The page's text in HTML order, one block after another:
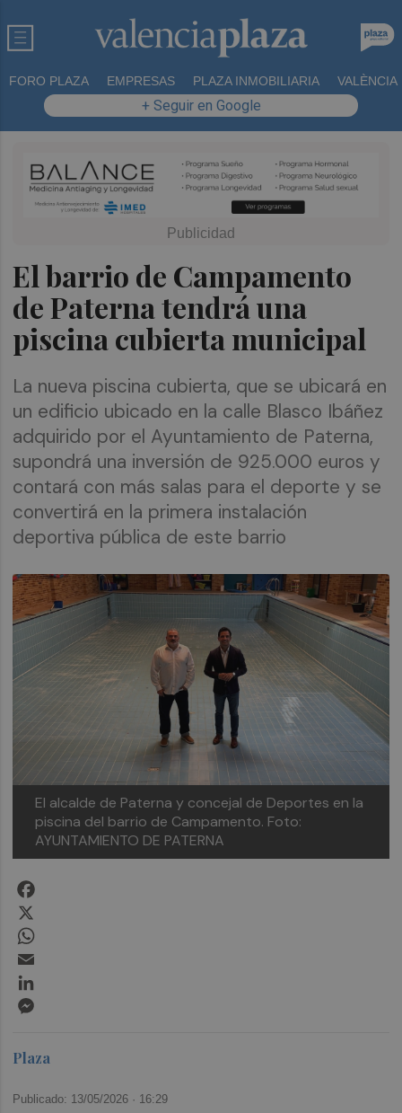
FORO PLAZA EMPRESAS PLAZA INMOBILIARIA VALÈNCIA
+ Seguir en Google
El barrio de Campamento
de Paterna tendrá una
piscina cubierta municipal
La nueva piscina cubierta, que se ubicará en
un edificio ubicado en la calle Blasco Ibáñez
adquirido por el Ayuntamiento de Paterna,
supondrá una inversión de 925.000 euros y
contará con más salas para el deporte y se
convertirá en la primera instalación
deportiva pública de este barrio
El alcalde de Paterna y concejal de Deportes en la
piscina del barrio de Campamento. Foto:
AYUNTAMIENTO DE PATERNA
Plaza
Publicado: 13/05/2026 · 16:29